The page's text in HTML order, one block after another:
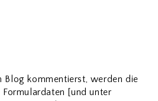
Blog kommentierst, werden die
[und unter